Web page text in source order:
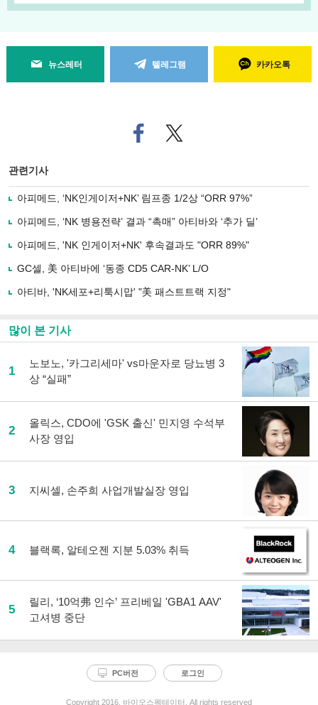
뉴스레터 텔레그램 카카오톡
페
이
로
기
사
유
기
트위
터로
관련기사
아피메드, ‘NK인게이저+NK’ 림프종 1/2상 “ORR 97%”
아피메드, ‘NK 병용전략’ 결과 “촉매” 아티바와 ‘추가 딜’
아피메드, 'NK 인게이저+NK' 후속결과도 "ORR 89%"
GC셀, 美 아티바에 ‘동종 CD5 CAR-NK’ L/O
아티바, 'NK세포+리툭시맙' "美 패스트트랙 지정"
많이 본 기사
1
노보노, '카그리세마' vs마운자로 당뇨병 3
상 “실패”
2
올릭스, CDO에 'GSK 출신' 민지영 수석부
사장 영입
3 지씨셀, 손주희 사업개발실장 영입
4 블랙록, 알테오젠 지분 5.03% 취득
5
릴리, ‘10억弗 인수’ 프리베일 'GBA1 AAV'
고셔병 중단
PC버전 로그인
Copyright 2016. 바이오스펙테이터. All rights reserved